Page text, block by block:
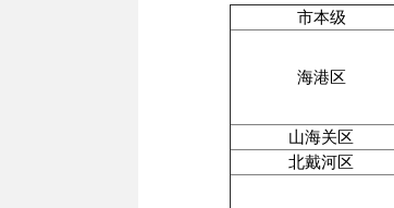
市本级
海港区
山海关区
北戴河区